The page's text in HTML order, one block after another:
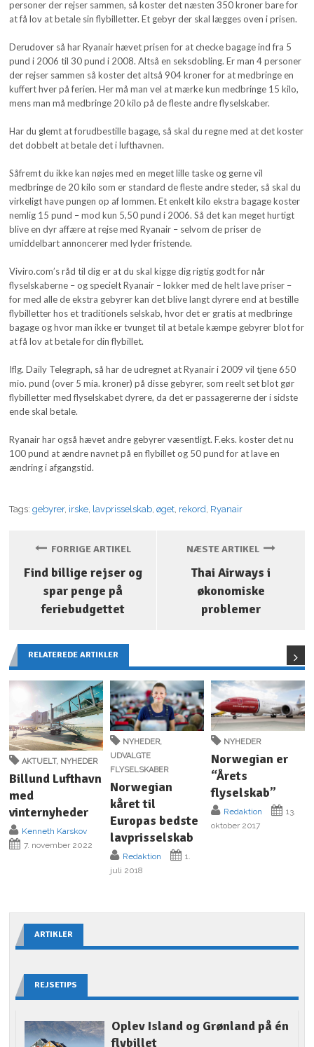
personer der rejser sammen, så koster det næsten 350 kroner bare for
at få lov at betale sin flybilletter. Et gebyr der skal lægges oven i prisen.
Derudover så har Ryanair hævet prisen for at checke bagage ind fra 5
pund i 2006 til 30 pund i 2008. Altså en seksdobling. Er man 4 personer
der rejser sammen så koster det altså 904 kroner for at medbringe en
kuffert hver på ferien. Her må man vel at mærke kun medbringe 15 kilo,
mens man må medbringe 20 kilo på de fleste andre flyselskaber.
Har du glemt at forudbestille bagage, så skal du regne med at det koster
det dobbelt at betale det i lufthavnen.
Såfremt du ikke kan nøjes med en meget lille taske og gerne vil
medbringe de 20 kilo som er standard de fleste andre steder, så skal du
virkeligt have pungen op af lommen. Et enkelt kilo ekstra bagage koster
nemlig 15 pund – mod kun 5,50 pund i 2006. Så det kan meget hurtigt
blive en dyr affære at rejse med Ryanair – selvom de priser de
umiddelbart annoncerer med lyder fristende.
Viviro.com’s råd til dig er at du skal kigge dig rigtig godt for når
flyselskaberne – og specielt Ryanair – lokker med de helt lave priser –
for med alle de ekstra gebyrer kan det blive langt dyrere end at bestille
flybilletter hos et traditionels selskab, hvor det er gratis at medbringe
bagage og hvor man ikke er tvunget til at betale kæmpe gebyrer blot for
at få lov at betale for din flybillet.
Iflg. Daily Telegraph, så har de udregnet at Ryanair i 2009 vil tjene 650
mio. pund (over 5 mia. kroner) på disse gebyrer, som reelt set blot gør
flybilletter med flyselskabet dyrere, da det er passagererne der i sidste
ende skal betale.
Ryanair har også hævet andre gebyrer væsentligt. F.eks. koster det nu
100 pund at ændre navnet på en flybillet og 50 pund for at lave en
ændring i afgangstid.
Tags:gebyrer, irske, lavprisselskab,øget, rekord, Ryanair
FORRIGE ARTIKEL
Find billige rejser og
spar penge på
feriebudgettet
NÆSTE ARTIKEL
Thai Airways i
økonomiske
problemer
RELATEREDE ARTIKLER
AKTUELT, NYHEDER
Billund Lufthavn
med
vinternyheder
Kenneth Karskov
7. november 2022
NYHEDER,
UDVALGTE
FLYSELSKABER
Norwegian
kåret til
Europas bedste
lavprisselskab
Redaktion
1.
juli 2018
NYHEDER
Norwegian er
“Årets
flyselskab”
Redaktion
13.
oktober 2017
ARTIKLER
REJSETIPS
Oplev Island og Grønland på én
flybillet